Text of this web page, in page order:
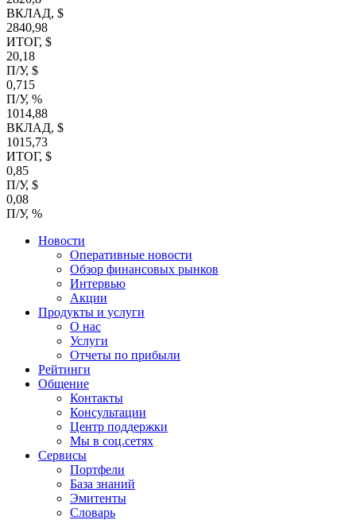
ВКЛАД, $
2840,98
ИТОГ, $
20,18
П/У, $
0,715
П/У, %
1014,88
ВКЛАД, $
1015,73
ИТОГ, $
0,85
П/У, $
0,08
П/У, %
Новости
Оперативные новости
Обзор финансовых рынков
Интервью
Акции
Продукты и услуги
О нас
Услуги
Отчеты по прибыли
Рейтинги
Общение
Контакты
Консультации
Центр поддержки
Мы в соц.сетях
Сервисы
Портфели
База знаний
Эмитенты
Словарь